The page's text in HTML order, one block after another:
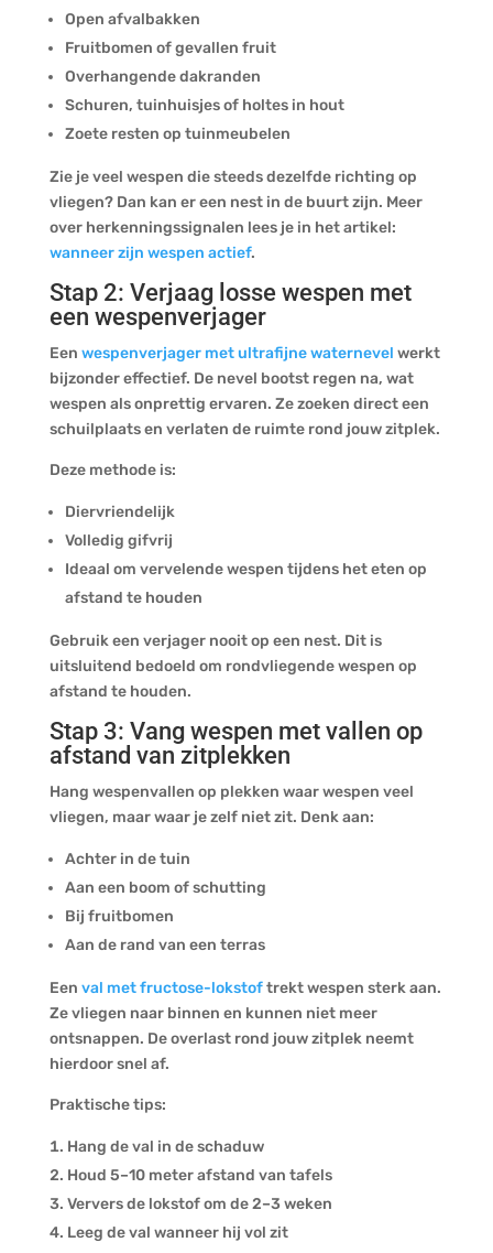
Open afvalbakken
Fruitbomen of gevallen fruit
Overhangende dakranden
Schuren, tuinhuisjes of holtes in hout
Zoete resten op tuinmeubelen
Zie je veel wespen die steeds dezelfde richting op
vliegen? Dan kan er een nest in de buurt zijn. Meer
over herkenningssignalen lees je in het artikel:
wanneer zijn wespen actief.
Stap 2: Verjaag losse wespen met
een wespenverjager
Een wespenverjager met ultrafijne waternevel werkt
bijzonder effectief. De nevel bootst regen na, wat
wespen als onprettig ervaren. Ze zoeken direct een
schuilplaats en verlaten de ruimte rond jouw zitplek.
Deze methode is:
Diervriendelijk
Volledig gifvrij
Ideaal om vervelende wespen tijdens het eten op
afstand te houden
Gebruik een verjager nooit op een nest. Dit is
uitsluitend bedoeld om rondvliegende wespen op
afstand te houden.
Stap 3: Vang wespen met vallen op
afstand van zitplekken
Hang wespenvallen op plekken waar wespen veel
vliegen, maar waar je zelf niet zit. Denk aan:
Achter in de tuin
Aan een boom of schutting
Bij fruitbomen
Aan de rand van een terras
Een val met fructose-lokstoftrekt wespen sterk aan.
Ze vliegen naar binnen en kunnen niet meer
ontsnappen. De overlast rond jouw zitplek neemt
hierdoor snel af.
Praktische tips:
Hang de val in de schaduw
Houd 5–10 meter afstand van tafels
Ververs de lokstof om de 2–3 weken
Leeg de val wanneer hij vol zit